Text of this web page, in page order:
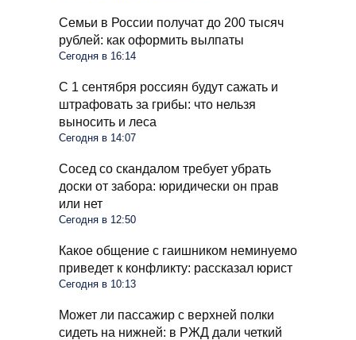
Семьи в России получат до 200 тысяч
рублей: как оформить вылпаты
Сегодня в 16:14
С 1 сентября россиян будут сажать и
штрафовать за грибы: что нельзя
выносить и леса
Сегодня в 14:07
Сосед со скандалом требует убрать
доски от забора: юридически он прав
или нет
Сегодня в 12:50
Какое общение с гаишником неминуемо
приведет к конфликту: рассказал юрист
Сегодня в 10:13
Может ли пассажир с верхней полки
сидеть на нижней: в РЖД дали четкий